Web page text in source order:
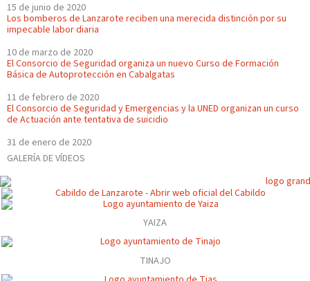
15 de junio de 2020
Los bomberos de Lanzarote reciben una merecida distinción por su
impecable labor diaria
10 de marzo de 2020
El Consorcio de Seguridad organiza un nuevo Curso de Formación
Básica de Autoprotección en Cabalgatas
11 de febrero de 2020
El Consorcio de Seguridad y Emergencias y la UNED organizan un curso
de Actuación ante tentativa de suicidio
31 de enero de 2020
GALERÍA DE VÍDEOS
YAIZA
TINAJO